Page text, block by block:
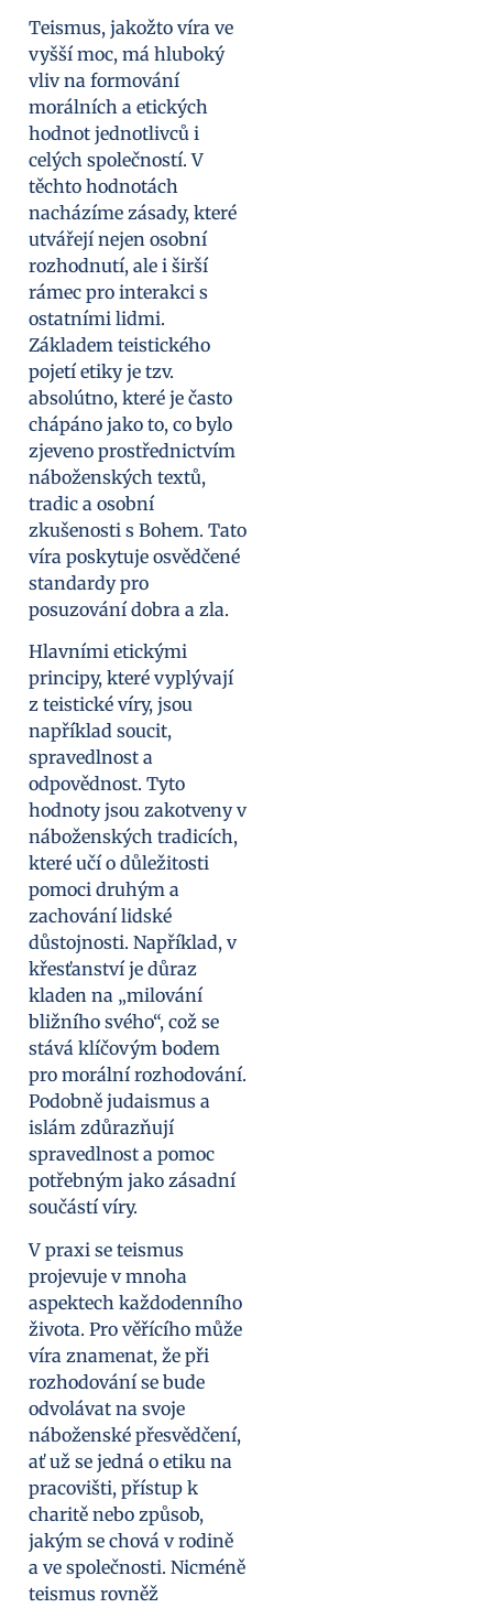
Teismus, jakožto víra ve
vyšší moc, má hluboký
vliv na formování
morálních a etických
hodnot jednotlivců i
celých společností. V
těchto hodnotách
nacházíme zásady, které
utvářejí nejen osobní
rozhodnutí, ale i širší
rámec pro interakci s
ostatními lidmi.
Základem teistického
pojetí etiky je tzv.
absolútno, které je často
chápáno jako to, co bylo
zjeveno prostřednictvím
náboženských textů,
tradic a osobní
zkušenosti s Bohem. Tato
víra poskytuje osvědčené
standardy pro
posuzování dobra a zla.
Hlavními etickými
principy, které vyplývají
z teistické víry, jsou
například soucit,
spravedlnost a
odpovědnost. Tyto
hodnoty jsou zakotveny v
náboženských tradicích,
které učí o důležitosti
pomoci druhým a
zachování lidské
důstojnosti. Například, v
křesťanství je důraz
kladen na „milování
bližního svého“, což se
stává klíčovým bodem
pro morální rozhodování.
Podobně judaismus a
islám zdůrazňují
spravedlnost a pomoc
potřebným jako zásadní
součástí víry.
V praxi se teismus
projevuje v mnoha
aspektech každodenního
života. Pro věřícího může
víra znamenat, že při
rozhodování se bude
odvolávat na svoje
náboženské přesvědčení,
ať už se jedná o etiku na
pracovišti, přístup k
charitě nebo způsob,
jakým se chová v rodině
a ve společnosti. Nicméně
teismus rovněž